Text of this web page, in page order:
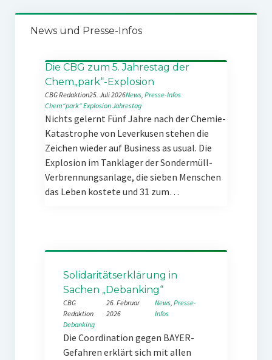
News und Presse-Infos
Die CBG zum 5. Jahrestag der
Chem„park“-Explosion
CBG Redaktion25. Juli 2026News, Presse-Infos
Chem“park“ExplosionJahrestag
Nichts gelernt Fünf Jahre nach der Chemie-
Katastrophe von Leverkusen stehen die
Zeichen wieder auf Business as usual. Die
Explosion im Tanklager der Sondermüll-
Verbrennungsanlage, die sieben Menschen
das Leben kostete und 31 zum…
Solidaritätserklärung in
Sachen „Debanking“
CBG
Redaktion
26. Februar
2026
News, Presse-
Infos
Debanking
Die Coordination gegen BAYER-
Gefahren erklärt sich mit allen